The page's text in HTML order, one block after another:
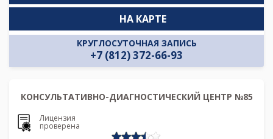
КРУГЛОСУТОЧНАЯ ЗАПИСЬ
+7 (812) 372-66-93
НА КАРТЕ
КОНСУЛЬТАТИВНО-ДИАГНОСТИЧЕСКИЙ ЦЕНТР №85
Лицензия
проверена